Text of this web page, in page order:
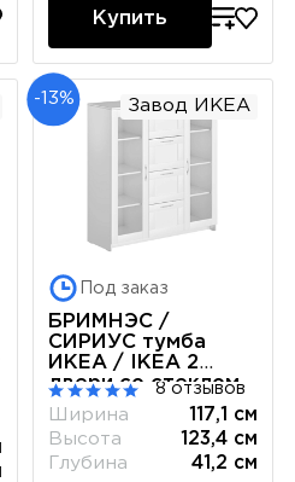
Купить
-13% Завод ИКЕА
Под заказ
БРИМНЭС /
СИРИУС тумба
ИКЕА / IKEA 2
двери со стеклом
и 4 ящика 117х123
белая
8 отзывов
Ширина
117,1 см
Высота
123,4 см
Глубина
41,2 см